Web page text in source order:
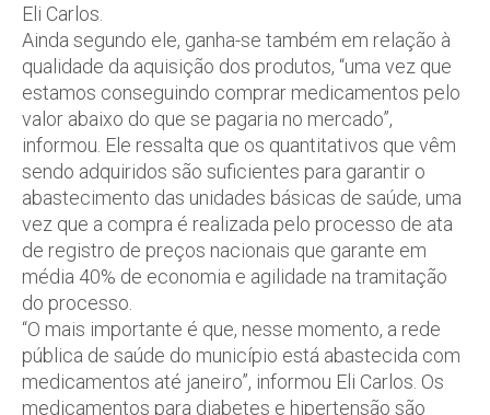
Eli Carlos.
Ainda segundo ele, ganha-se também em relação à
qualidade da aquisição dos produtos, “uma vez que
estamos conseguindo comprar medicamentos pelo
valor abaixo do que se pagaria no mercado”,
informou. Ele ressalta que os quantitativos que vêm
sendo adquiridos são suficientes para garantir o
abastecimento das unidades básicas de saúde, uma
vez que a compra é realizada pelo processo de ata
de registro de preços nacionais que garante em
média 40% de economia e agilidade na tramitação
do processo.
“O mais importante é que, nesse momento, a rede
pública de saúde do município está abastecida com
medicamentos até janeiro”, informou Eli Carlos. Os
medicamentos para diabetes e hipertensão são